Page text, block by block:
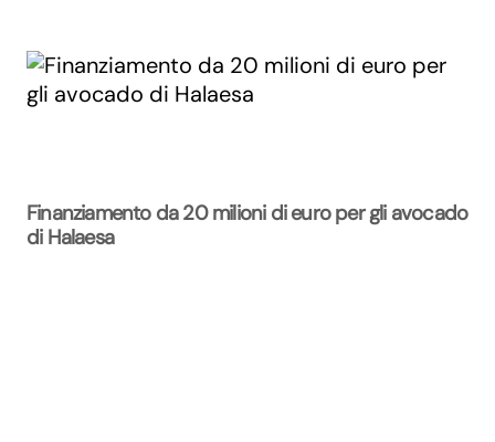
Finanziamento da 20 milioni di euro per gli avocado
di Halaesa